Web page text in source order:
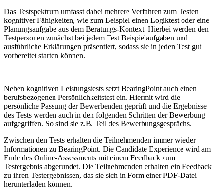
Das Testspektrum umfasst dabei mehrere Verfahren zum Testen
kognitiver Fähigkeiten, wie zum Beispiel einen Logiktest oder eine
Planungsaufgabe aus dem Beratungs-Kontext. Hierbei werden den
Testpersonen zunächst bei jedem Test Beispielaufgaben und
ausführliche Erklärungen präsentiert, sodass sie in jeden Test gut
vorbereitet starten können.
Neben kognitiven Leistungstests setzt BearingPoint auch einen
berufsbezogenen Persönlichkeitstest ein. Hiermit wird die
persönliche Passung der Bewerbenden geprüft und die Ergebnisse
des Tests werden auch in den folgenden Schritten der Bewerbung
aufgegriffen. So sind sie z.B. Teil des Bewerbungsgesprächs.
Zwischen den Tests erhalten die Teilnehmenden immer wieder
Informationen zu BearingPoint. Die Candidate Experience wird am
Ende des Online-Assessments mit einem Feedback zum
Testergebnis abgerundet. Die Teilnehmenden erhalten ein Feedback
zu ihren Testergebnissen, das sie sich in Form einer PDF-Datei
herunterladen können.